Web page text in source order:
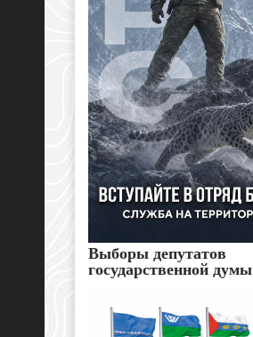
Выборы депутатов
государственной думы